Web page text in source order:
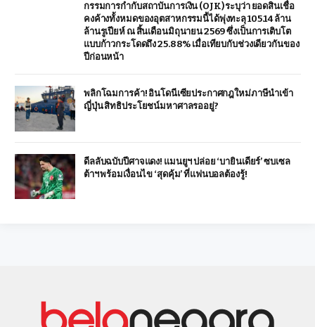
กรรมการกำกับสถาบันการเงิน (OJK) ระบุว่า ยอดสินเชื่อ
คงค้างทั้งหมดของอุตสาหกรรมนี้ได้พุ่งทะลุ 105.14 ล้าน
ล้านรูเปียห์ ณ สิ้นเดือนมิถุนายน 2569 ซึ่งเป็นการเติบโต
แบบก้าวกระโดดถึง 25.88% เมื่อเทียบกับช่วงเดียวกันของ
ปีก่อนหน้า
พลิกโฉมการค้า! อินโดนีเซียประกาศกฎใหม่ภาษีนำเข้า
ญี่ปุ่น สิทธิประโยชน์มหาศาลรออยู่?
ดีลลับฉบับปีศาจแดง! แมนยูฯ ปล่อย ‘บายินเดียร์’ ซบเซล
ต้าฯ พร้อมเงื่อนไข ‘สุดคุ้ม’ ที่แฟนบอลต้องรู้!